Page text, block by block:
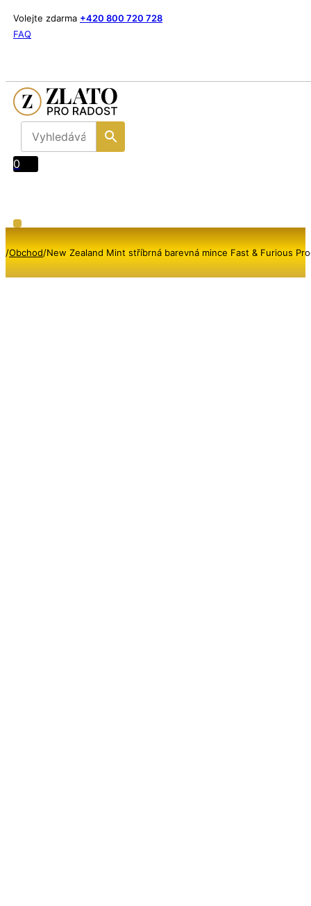
Volejte zdarma +420 800 720 728
FAQ
0
/Obchod/New Zealand Mint stříbrná barevná mince Fast & Furious